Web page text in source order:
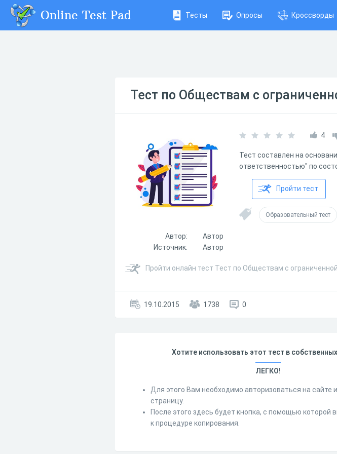
Online Test Pad Тесты Опросы Кроссворды
Тест по Обществам с
4
Тест составлен на
ответственностью" по
Пройти тест
Образовательный тест
Автор:
Автор
Источник:
Автор
Пройти онлайн тест Тест по Обществам с
19.10.2015 1738 0
Хотите использовать этот тест в
ЛЕГКО!
Для этого Вам необходимо авторизоваться на сайте
страницу.
После этого здесь будет кнопка, с помощью которой
к процедуре копирования.